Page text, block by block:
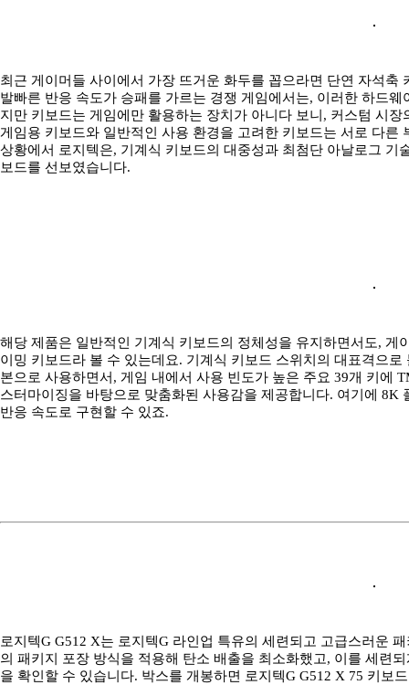
최근 게이머들 사이에서 가장 뜨거운 화두를 꼽으라면 단연 자석
발빠른 반응 속도가 승패를 가르는 경쟁 게임에서는, 이러한 하드
지만 키보드는 게임에만 활용하는 장치가 아니다 보니, 커스텀 시
게임용 키보드와 일반적인 사용 환경을 고려한 키보드는 서로 다
상황에서 로지텍은, 기계식 키보드의 대중성과 최첨단 아날로그 기
보드를 선보였습니다.
해당 제품은 일반적인 기계식 키보드의 정체성을 유지하면서도,
이밍 키보드라 볼 수 있는데요. 기계식 키보드 스위치의 대표격으
본으로 사용하면서, 게임 내에서 사용 빈도가 높은 주요 39개 키에
스터마이징을 바탕으로 맞춤화된 사용감을 제공합니다. 여기에
반응 속도로 구현할 수 있죠.
로지텍G G512 X는 로지텍G 라인업 특유의 세련되고 고급스러운
의 패키지 포장 방식을 적용해 탄소 배출을 최소화했고, 이를 세련
을 확인할 수 있습니다. 박스를 개봉하면 로지텍G G512 X 75 키보